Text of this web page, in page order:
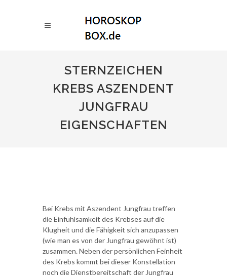
STERNZEICHEN
KREBS ASZENDENT
JUNGFRAU
EIGENSCHAFTEN
Bei Krebs mit Aszendent Jungfrau treffen
die Einfühlsamkeit des Krebses auf die
Klugheit und die Fähigkeit sich anzupassen
(wie man es von der Jungfrau gewöhnt ist)
zusammen. Neben der persönlichen Feinheit
des Krebs kommt bei dieser Konstellation
noch die Dienstbereitschaft der Jungfrau